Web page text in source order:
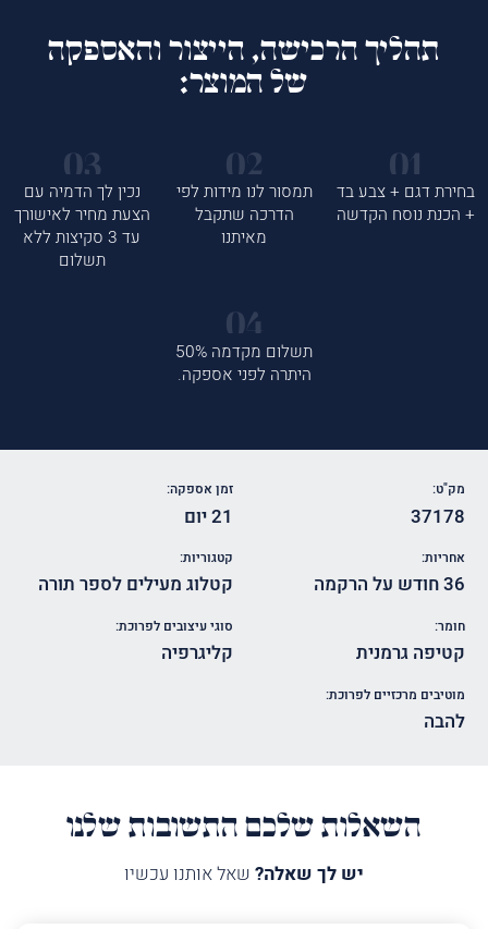
תהליך הרכישה, הייצור והאספקה
של המוצר:
בחירת דגם + צבע בד
+ הכנת נוסח הקדשה
תמסור לנו מידות לפי
הדרכה שתקבל
מאיתנו
נכין לך הדמיה עם
הצעת מחיר לאישורך
עד 3 סקיצות ללא
תשלום
תשלום מקדמה 50%
היתרה לפני אספקה.
מק"ט:
37178
זמן אספקה:
21 יום
אחריות:
36 חודש על הרקמה
קטגוריות:
קטלוג מעילים לספר תורה
חומר:
קטיפה גרמנית
סוגי עיצובים לפרוכת:
קליגרפיה
מוטיבים מרכזיים לפרוכת:
להבה
השאלות שלכם התשובות שלנו
יש לך שאלה? שאל אותנו עכשיו